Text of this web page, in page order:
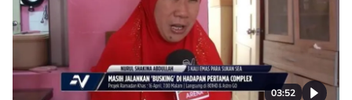
03:52